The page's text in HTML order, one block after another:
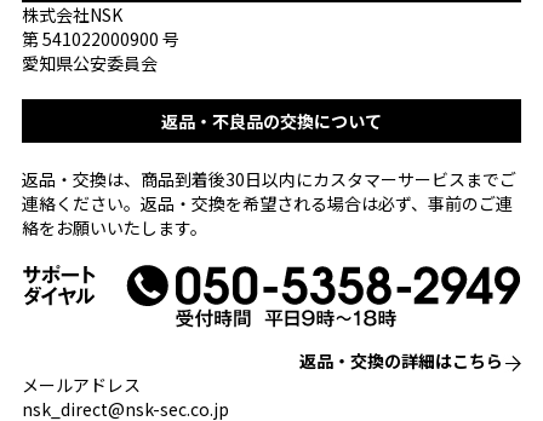
株式会社NSK
第 541022000900 号
愛知県公安委員会
返品・不良品の交換について
返品・交換は、商品到着後30日以内にカスタマーサービスまでご
連絡ください。返品・交換を希望される場合は必ず、事前のご連
絡をお願いいたします。
返品・交換の詳細はこちら
メールアドレス
nsk_direct@nsk-sec.co.jp